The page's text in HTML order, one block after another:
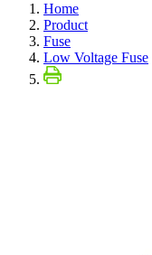
Home
Product
Fuse
Low Voltage Fuse